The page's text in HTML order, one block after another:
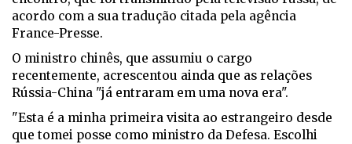
acordo com a sua tradução citada pela agência
France-Presse.
O ministro chinês, que assumiu o cargo
recentemente, acrescentou ainda que as relações
Rússia-China "já entraram em uma nova era".
"Esta é a minha primeira visita ao estrangeiro desde
que tomei posse como ministro da Defesa. Escolhi